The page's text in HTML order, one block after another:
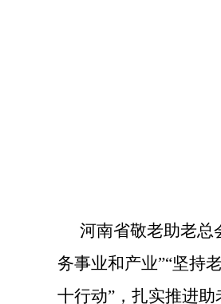
河南省敬老助老总
务事业和产业”“坚持
十行动”，扎实推进